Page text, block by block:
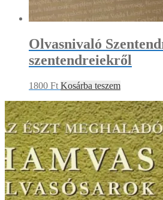
Olvasnivaló
szentendreiekről
1800 Ft Kosárba teszem